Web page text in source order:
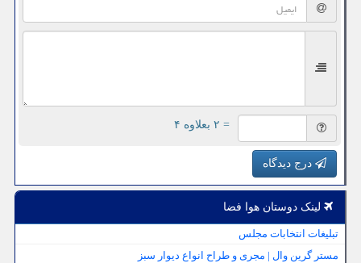
= ۲ بعلاوه ۴
درج دیدگاه
لینک دوستان هوا فضا
تبلیغات انتخابات مجلس
مستر گرین وال | مجری و طراح انواع دیوار سبز